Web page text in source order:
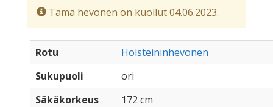
Tämä hevonen on kuollut 04.06.2023.
Rotu
Holsteininhevonen
Sukupuoli
ori
Säkäkorkeus
172 cm